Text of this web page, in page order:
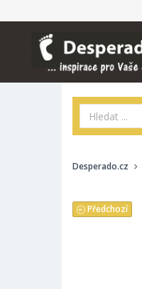
Desperado.cz
Předchozí